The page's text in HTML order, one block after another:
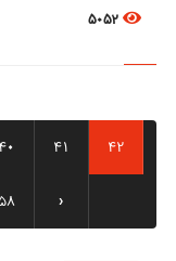
5052
40 41 42
›